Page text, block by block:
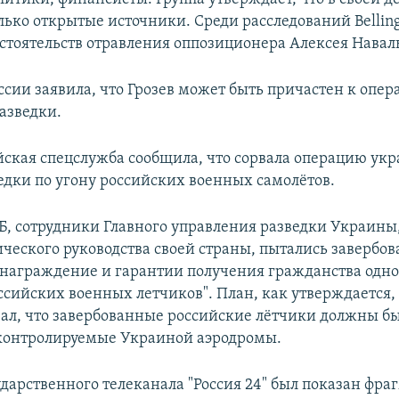
открытые источники. Среди расследований
отравления оппозиционера Алексея
заявила, что Грозев может быть причастен к
спецслужба сообщила, что сорвала операцию
по угону российских военных самолётов.
сотрудники Главного управления разведки
руководства своей страны, пытались
и гарантии получения гражданства
военных летчиков". План, как утверждается,
что завербованные российские лётчики должны
Украиной аэродромы.
телеканала "Россия 24" был показан